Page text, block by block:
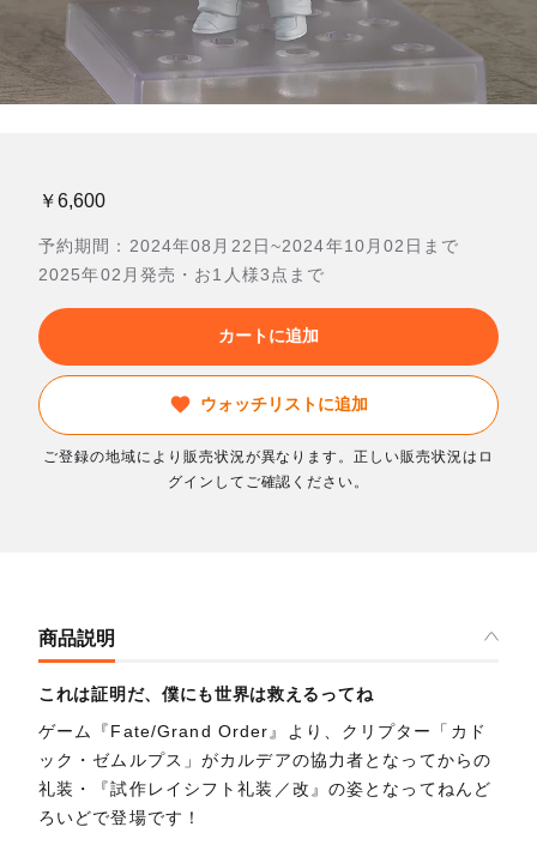
￥6,600
予約期間：2024年08月22日~2024年10月02日まで
2025年02月発売・お1人様3点まで
カートに追加
ウォッチリストに追加
ご登録の地域により販売状況が異なります。正しい販売状況はロ
グインしてご確認ください。
商品説明
これは証明だ、僕にも世界は救えるってね
ゲーム『Fate/Grand Order』より、クリプター「カド
ック・ゼムルプス」がカルデアの協力者となってからの
礼装・『試作レイシフト礼装／改』の姿となってねんど
ろいどで登場です！